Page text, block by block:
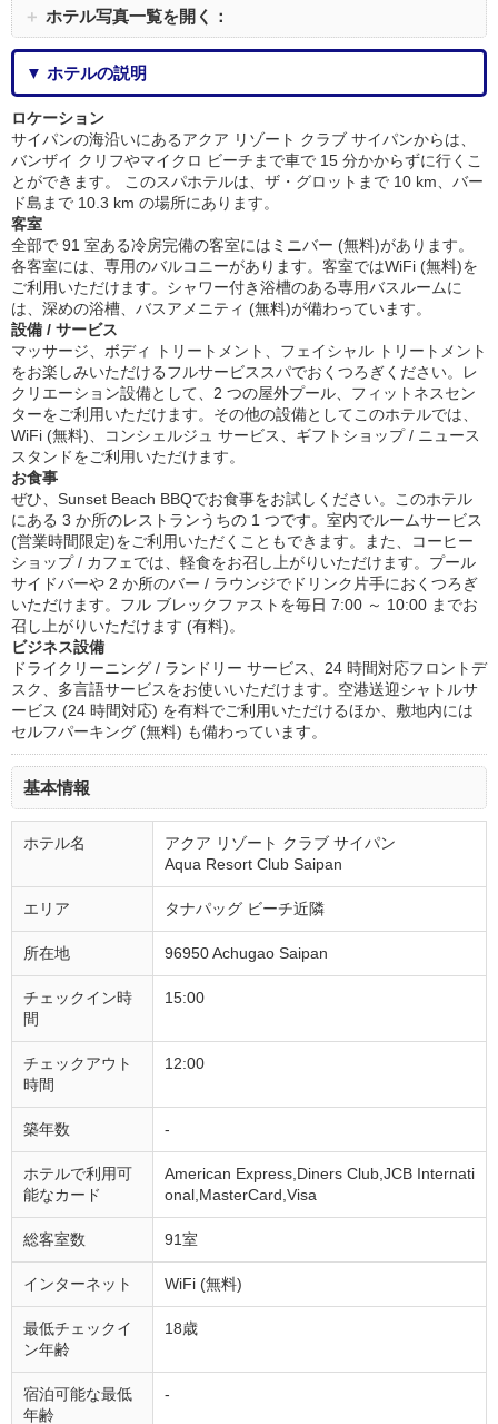
＋ ホテル写真一覧を開く：
▼ ホテルの説明
ロケーション
サイパンの海沿いにあるアクア リゾート クラブ サイパンからは、
バンザイ クリフやマイクロ ビーチまで車で 15 分かからずに行くこ
とができます。 このスパホテルは、ザ・グロットまで 10 km、バー
ド島まで 10.3 km の場所にあります。
客室
全部で 91 室ある冷房完備の客室にはミニバー (無料)があります。
各客室には、専用のバルコニーがあります。客室ではWiFi (無料)を
ご利用いただけます。シャワー付き浴槽のある専用バスルームに
は、深めの浴槽、バスアメニティ (無料)が備わっています。
設備 / サービス
マッサージ、ボディ トリートメント、フェイシャル トリートメント
をお楽しみいただけるフルサービススパでおくつろぎください。レ
クリエーション設備として、2 つの屋外プール、フィットネスセン
ターをご利用いただけます。その他の設備としてこのホテルでは、
WiFi (無料)、コンシェルジュ サービス、ギフトショップ / ニュース
スタンドをご利用いただけます。
お食事
ぜひ、Sunset Beach BBQでお食事をお試しください。このホテル
にある 3 か所のレストランうちの 1 つです。室内でルームサービス
(営業時間限定)をご利用いただくこともできます。また、コーヒー
ショップ / カフェでは、軽食をお召し上がりいただけます。プール
サイドバーや 2 か所のバー / ラウンジでドリンク片手におくつろぎ
いただけます。フル ブレックファストを毎日 7:00 ～ 10:00 までお
召し上がりいただけます (有料)。
ビジネス設備
ドライクリーニング / ランドリー サービス、24 時間対応フロントデ
スク、多言語サービスをお使いいただけます。空港送迎シャトルサ
ービス (24 時間対応) を有料でご利用いただけるほか、敷地内には
セルフパーキング (無料) も備わっています。
基本情報
ホテル名
アクア リゾート クラブ サイパン
Aqua Resort Club Saipan
エリア タナパッグ ビーチ近隣
所在地 96950 Achugao Saipan
チェックイン時
間
15:00
チェックアウト
時間
12:00
築年数 -
ホテルで利用可
能なカード
American Express,Diners Club,JCB Internati
onal,MasterCard,Visa
総客室数 91室
インターネット WiFi (無料)
最低チェックイ
ン年齢
18歳
宿泊可能な最低
年齢
-